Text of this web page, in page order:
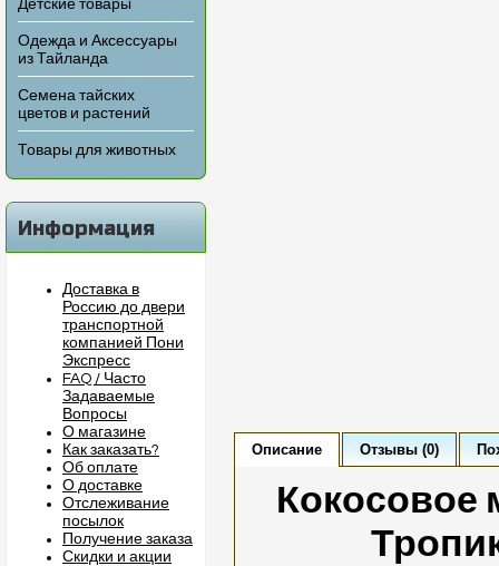
Детские товары
Одежда и Аксессуары
из Тайланда
Семена тайских
цветов и растений
Товары для животных
Информация
Доставка в
Россию до двери
транспортной
компанией Пони
Экспресс
FAQ / Часто
Задаваемые
Вопросы
О магазине
Как заказать?
Об оплате
О доставке
Отслеживание
посылок
Получение заказа
Скидки и акции
Описание Отзывы (0)
Кокосовое